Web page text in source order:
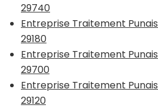
29740
Entreprise Traitement
29180
Entreprise Traitement
29700
Entreprise Traitement
29120